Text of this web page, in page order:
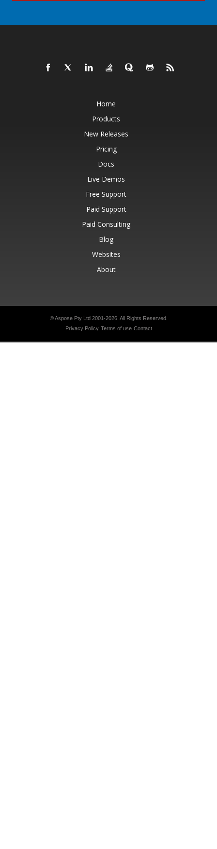
Home
Products
New Releases
Pricing
Docs
Live Demos
Free Support
Paid Support
Paid Consulting
Blog
Websites
About
© Aspose Pty Ltd 2001-2026. All Rights Reserved.
Privacy Policy Terms of use Contact